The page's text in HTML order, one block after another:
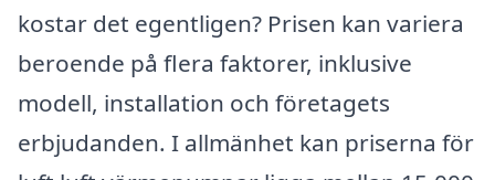
kostar det egentligen? Prisen kan variera
beroende på flera faktorer, inklusive
modell, installation och företagets
erbjudanden. I allmänhet kan priserna för